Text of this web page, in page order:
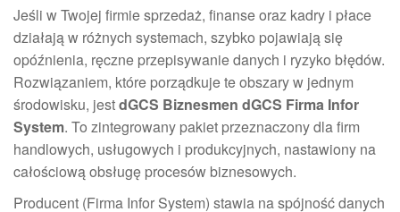
Jeśli w Twojej firmie sprzedaż, finanse oraz kadry i płace
działają w różnych systemach, szybko pojawiają się
opóźnienia, ręczne przepisywanie danych i ryzyko błędów.
Rozwiązaniem, które porządkuje te obszary w jednym
środowisku, jestdGCS Biznesmen dGCS Firma Infor
System. To zintegrowany pakiet przeznaczony dla firm
handlowych, usługowych i produkcyjnych, nastawiony na
całościową obsługę procesów biznesowych.
Producent (Firma Infor System) stawia na spójność danych